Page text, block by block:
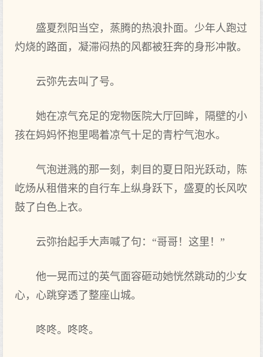
盛夏烈阳当空，蒸腾的热浪扑面。少年人跑过
灼烧的路面，凝滞闷热的风都被狂奔的身形冲散。
云弥先去叫了号。
她在凉气充足的宠物医院大厅回眸，隔壁的小
孩在妈妈怀抱里喝着凉气十足的青柠气泡水。
气泡迸溅的那一刻，刺目的夏日阳光跃动，陈
屹炀从租借来的自行车上纵身跃下，盛夏的长风吹
鼓了白色上衣。
云弥抬起手大声喊了句：“哥哥！这里！”
他一晃而过的英气面容砸动她恍然跳动的少女
心，心跳穿透了整座山城。
咚咚。咚咚。